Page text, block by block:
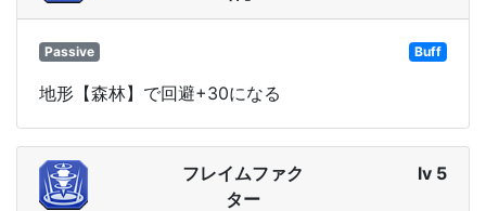
Passive Buff
地形【森林】で回避+30になる
フレイムファク
ター
lv 5